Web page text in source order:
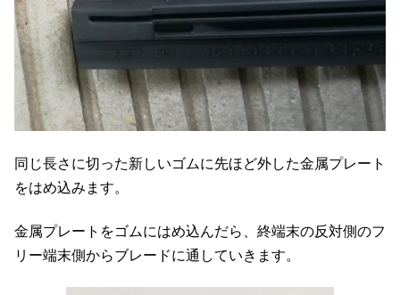
同じ長さに切った新しいゴムに先ほど外した金属プレート
をはめ込みます。
金属プレートをゴムにはめ込んだら、終端末の反対側のフ
リー端末側からブレードに通していきます。